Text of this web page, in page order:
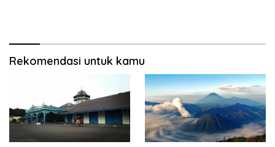
Rekomendasi untuk kamu